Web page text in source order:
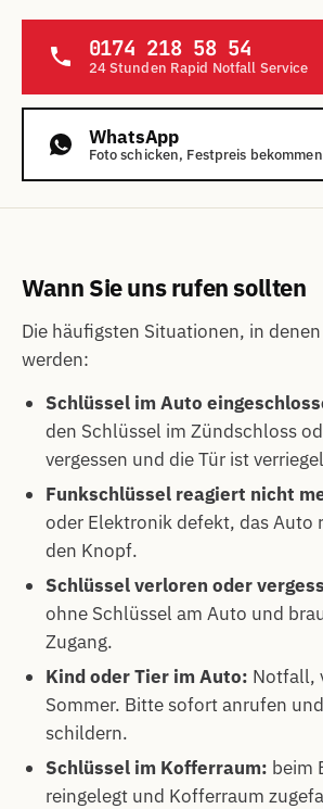
0174 218 58 54
24 Stunden Rapid Notfall Service
WhatsApp
Foto schicken, Festpreis bekommen
Wann Sie uns rufen sollten
Die häufigsten Situationen, in
werden:
Schlüssel im Auto
den Schlüssel im Zündschloss
vergessen und die Tür ist
Funkschlüssel reagiert nicht
oder Elektronik defekt, das Auto
den Knopf.
Schlüssel verloren oder
ohne Schlüssel am Auto und
Zugang.
Kind oder Tier im Auto: Notfall,
Sommer. Bitte sofort anrufen
schildern.
Schlüssel im Kofferraum: beim
reingelegt und Kofferraum